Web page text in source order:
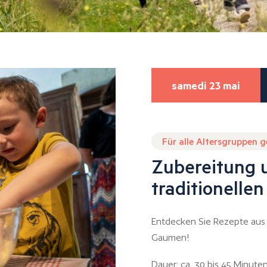
samedi 23 mai
Für alle Altersgruppen
Zubereitung
traditionellen
Entdecken Sie Rezepte
Gaumen!
Dauer: ca. 30 bis 45